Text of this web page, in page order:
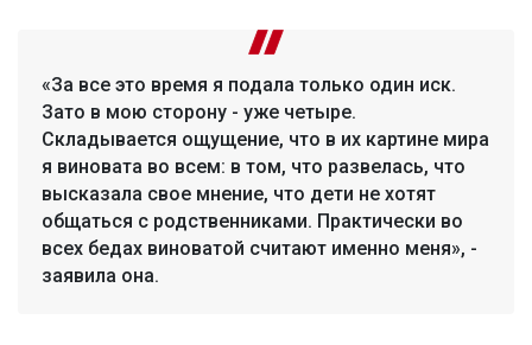
«За все это время я подала только один иск.
Зато в мою сторону - уже четыре.
Складывается ощущение, что в их картине мира
я виновата во всем: в том, что развелась, что
высказала свое мнение, что дети не хотят
общаться с родственниками. Практически во
всех бедах виноватой считают именно меня», -
заявила она.